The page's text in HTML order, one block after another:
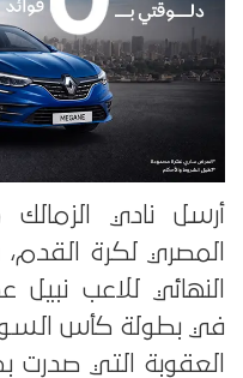
أرسل نادي الزمالك
المصري لكرة
النهائي للاعب
في بطولة كأس
العقوبة التي صدرت